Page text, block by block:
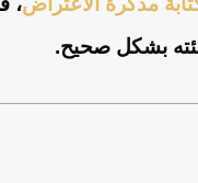
بشكل صحيح.